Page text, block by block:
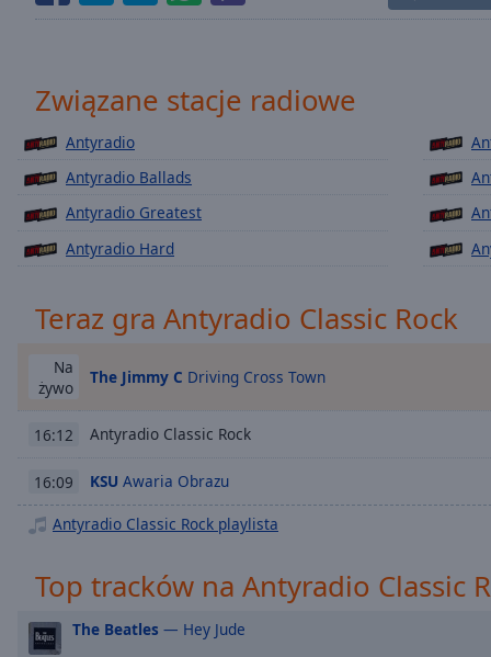
Chapters
Descriptions
descriptions
subtitles
opens
settings
dialog
subtitles
selected
Audio
Track
Związane stacje radiowe
Antyradio
Antyradio Ballads
Antyradio Greatest
Antyradio Hard
Teraz gra Antyradio Classic Rock
Na
żywo
The Jimmy C Driving Cross Town
16:12 Antyradio Classic Rock
16:09 KSU Awaria Obrazu
Antyradio Classic Rock playlista
Top tracków na Antyradio Classic
The Beatles — Hey Jude